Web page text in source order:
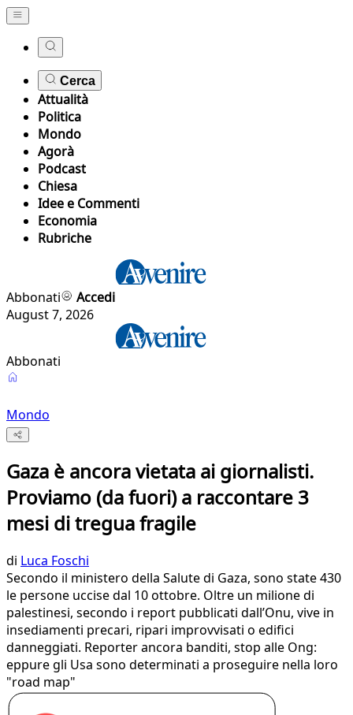
Cerca
Attualità
Politica
Mondo
Agorà
Podcast
Chiesa
Idee e Commenti
Economia
Rubriche
Abbonati
Accedi
August 7, 2026
Abbonati
Mondo
Gaza è ancora vietata ai giornalisti.
Proviamo (da fuori) a raccontare 3
mesi di tregua fragile
di Luca Foschi
Secondo il ministero della Salute di Gaza, sono state 430
le persone uccise dal 10 ottobre. Oltre un milione di
palestinesi, secondo i report pubblicati dall’Onu, vive in
insediamenti precari, ripari improvvisati o edifici
danneggiati. Reporter ancora banditi, stop alle Ong:
eppure gli Usa sono determinati a proseguire nella loro
"road map"